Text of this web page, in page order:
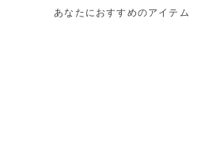
あなたにおすすめのアイテム